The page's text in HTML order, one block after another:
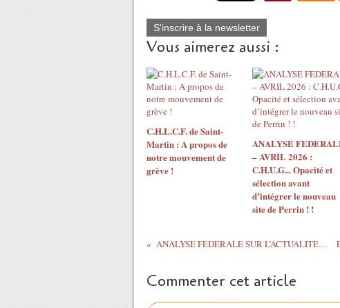
S'inscrire à la newsletter
Vous aimerez aussi :
C.H.L.C.F. de Saint-
Martin : A propos de
notre mouvement de
grève !
ANALYSE
– AVRIL 2026 :
C.H.U.G... Opacité et
sélection avant
d’intégrer le nouveau
site de Perrin ! !
ANALYSE FEDERALE SUR L’ACTUALITE SANITAIRE ET SOCIALE
Commenter cet article